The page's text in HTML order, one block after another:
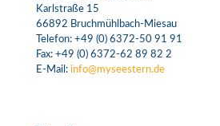
Karlstraße 15
66892 Bruchmühlbach-Miesau
Telefon: +49 (0) 6372-50 91 91
Fax: +49 (0) 6372-62 89 82 2
E-Mail: info@myseestern.de